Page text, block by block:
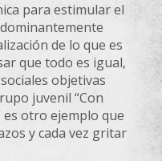
para estimular el
de lo que es
que todo es igual,
objetivas
juvenil “Con
es otro ejemplo que
y cada vez gritar